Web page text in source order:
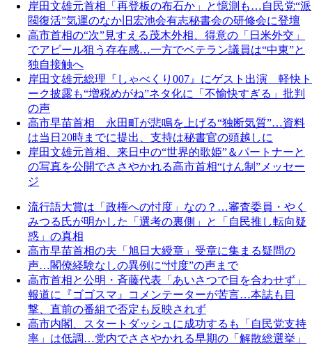
岸田文雄元首相「再登板の布石か」と憶測も…自民党“派
閥復活”気運のなか旧宏池会有志秘書会の研修会に登壇
高市首相の“次”見すえる茂木外相、得意の「日米外交」
でアピール狙う存在感…一方でベテラン議員は“中東”と
独自接触へ
岸田文雄元総理『しゃべくり007』にゲスト出演 軽快ト
ーク披露も“増税めがね”ネタ化に「不愉快すぎる」批判
の声
高市早苗首相 永田町が悲鳴を上げる“独断気質”…資料
は当日20時までに提出、支持は秘書官の頭越しに
岸田文雄元首相、来日中の“世界的歌姫”＆パートナーと
の写真を公開でささやかれる高市首相“けん制”メッセー
ジ
流行語大賞は「政権への忖度」なの？…審査委員・やく
みつる氏が明かした「選考の裏側」と「自民推し転向疑
惑」の真相
高市早苗首相の夫「旭日大綬章」受章に集まる疑問の
声…閣僚経験なしの異例に“忖度”の声まで
高市首相と公明・斉藤代表「あいさつで目を合わせず」
報道に『ゴゴスマ』コメンテーターが苦言…本誌も目
撃、直前の番組で否定も反映されず
高市内閣、スタートダッシュに成功するも「自民党支持
率」は低調…党内でささやかれる早期の「解散総選挙」